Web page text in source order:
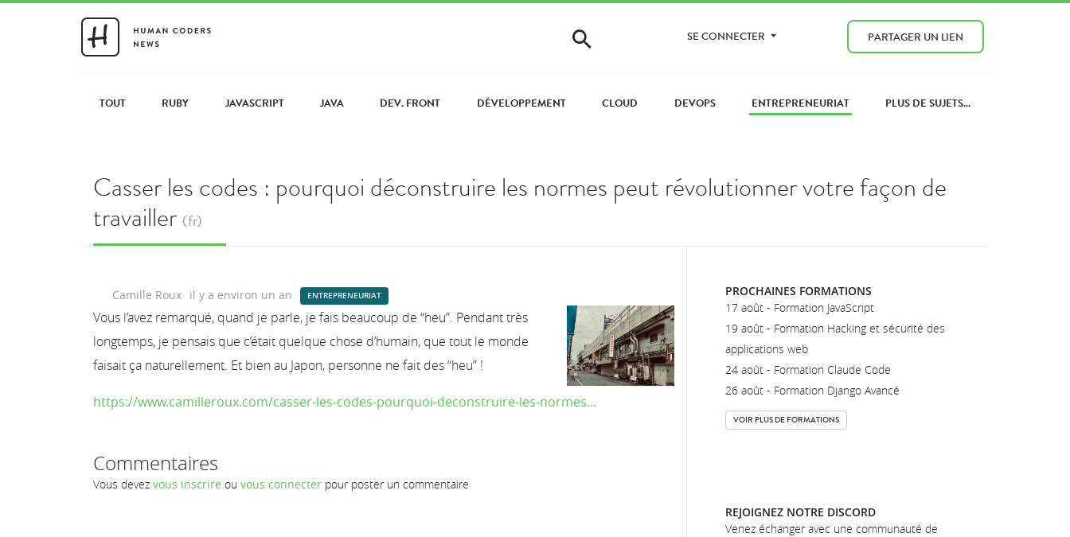
SE CONNECTER PARTAGER UN LIEN
TOUT RUBY JAVASCRIPT JAVA DEV. FRONT DÉVELOPPEMENT CLOUD DEVOPS ENTREPRENEURIAT PLUS DE SUJETS...
Casser les codes : pourquoi déconstruire les normes peut révolutionner votre façon de
travailler (fr)
Camille Roux il y a environ un an ENTREPRENEURIAT
Vous l’avez remarqué, quand je parle, je fais beaucoup de “heu”. Pendant très
longtemps, je pensais que c’était quelque chose d’humain, que tout le monde
faisait ça naturellement. Et bien au Japon, personne ne fait des “heu” !
https://www.camilleroux.com/casser-les-codes-pourquoi-deconstruire-les-normes...
Commentaires
Vous devez vous inscrire ou vous connecter pour poster un commentaire
PROCHAINES FORMATIONS
17 août - Formation JavaScript
19 août - Formation Hacking et sécurité des
applications web
24 août - Formation Claude Code
26 août - Formation Django Avancé
VOIR PLUS DE FORMATIONS
REJOIGNEZ NOTRE DISCORD
Venez échanger avec une communauté de